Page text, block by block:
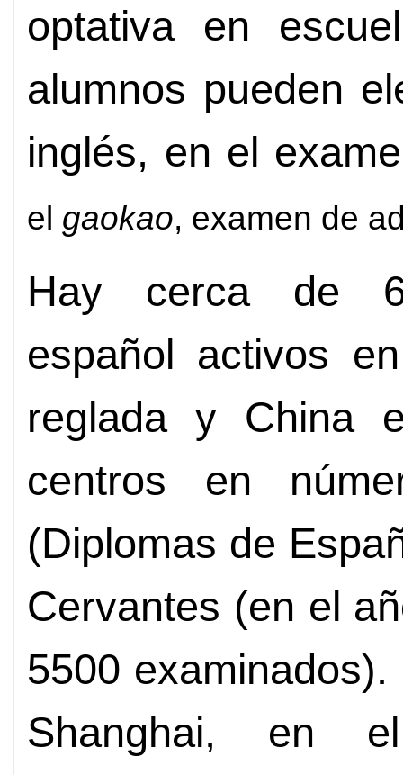
optativa en
alumnos pueden
inglés, en el
el gaokao, examen de
Hay cerca de
español activos
reglada y China
centros en
(Diplomas de
Cervantes (en el
5500
Shanghai, en